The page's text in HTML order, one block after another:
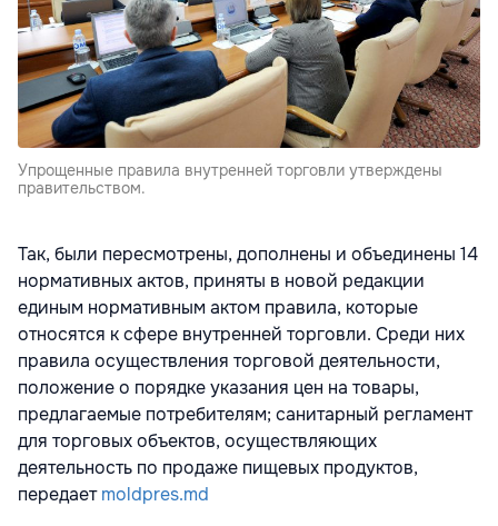
Упрощенные правила внутренней торговли утверждены
правительством.
Так, были пересмотрены, дополнены и объединены 14
нормативных актов, приняты в новой редакции
единым нормативным актом правила, которые
относятся к сфере внутренней торговли. Среди них
правила осуществления торговой деятельности,
положение о порядке указания цен на товары,
предлагаемые потребителям; санитарный регламент
для торговых объектов, осуществляющих
деятельность по продаже пищевых продуктов,
передаетmoldpres.md